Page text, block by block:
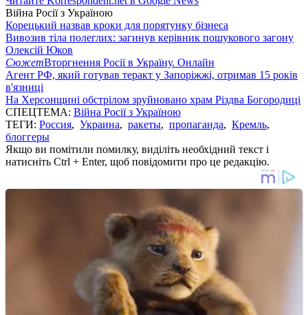
Війна Росії з Україною
Корецький назвав кроки для порятунку бізнеса
Вивозив тіла полеглих: загинув керівник пошукового загону
Олексій Юков
СюжетВторгнення Росії в Україну. Онлайн
Агент РФ, який готував теракт у Запоріжжі, отримав 15 років
в'язниці
На Херсонщині обстрілом зруйновано храм Різдва Богородиці
СПЕЦТЕМА: Війна Росії з Україною
ТЕГИ: Россия, Украина, ракеты, пропаганда, Кремль,
блоггеры
Якщо ви помітили помилку, виділіть необхідний текст і
натисніть Ctrl + Enter, щоб повідомити про це редакцію.